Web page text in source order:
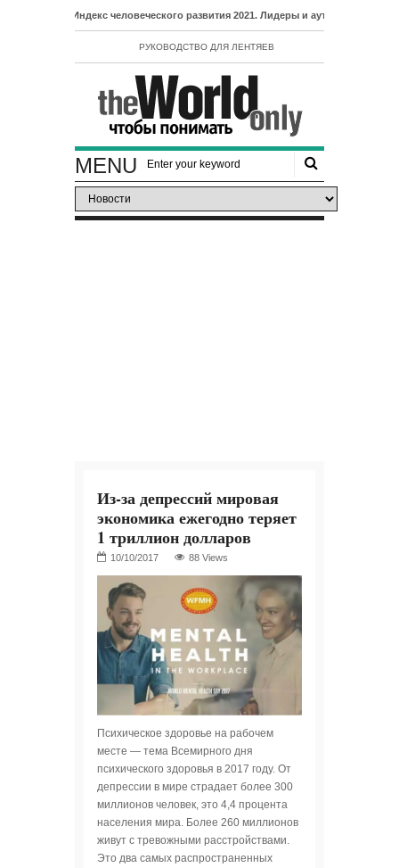
- Индекс человеческого развития 2021. Лидеры и аутсайдеры рейтинга ИЧР
РУКОВОДСТВО ДЛЯ ЛЕНТЯЕВ
MENU
Из-за депрессий мировая
экономика ежегодно теряет
1 триллион долларов
88 Views
Психическое здоровье на рабочем
месте — тема Всемирного дня
психического здоровья в 2017 году. От
депрессии в мире страдает более 300
миллионов человек, это 4,4 процента
населения мира. Более 260 миллионов
живут с тревожными расстройствами.
Это два самых распространенных